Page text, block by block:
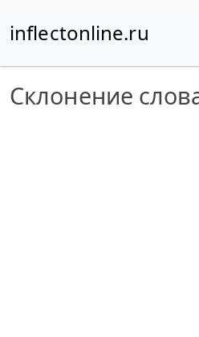
inflectonline.ru
Склонение